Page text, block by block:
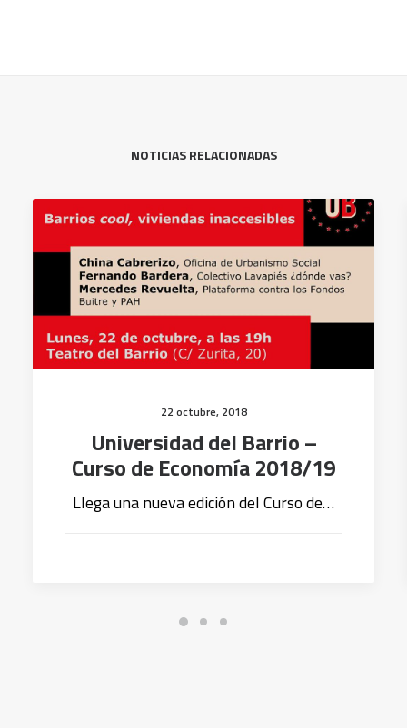
NOTICIAS RELACIONADAS
22 octubre, 2018
Universidad del Barrio –
Curso de Economía 2018/19
Llega una nueva edición del Curso de…